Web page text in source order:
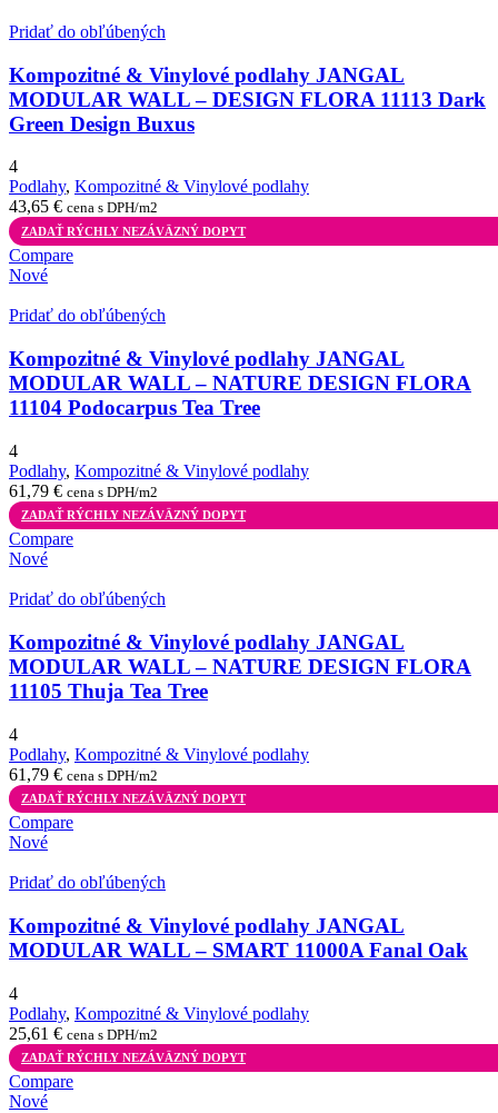
Pridať do obľúbených
Kompozitné & Vinylové podlahy JANGAL
MODULAR WALL – DESIGN FLORA 11113 Dark
Green Design Buxus
4
Podlahy, Kompozitné & Vinylové podlahy
43,65 € cena s DPH/m2
ZADAŤ RÝCHLY NEZÁVÄZNÝ DOPYT
Compare
Nové
Pridať do obľúbených
Kompozitné & Vinylové podlahy JANGAL
MODULAR WALL – NATURE DESIGN FLORA
11104 Podocarpus Tea Tree
4
Podlahy, Kompozitné & Vinylové podlahy
61,79 € cena s DPH/m2
ZADAŤ RÝCHLY NEZÁVÄZNÝ DOPYT
Compare
Nové
Pridať do obľúbených
Kompozitné & Vinylové podlahy JANGAL
MODULAR WALL – NATURE DESIGN FLORA
11105 Thuja Tea Tree
4
Podlahy, Kompozitné & Vinylové podlahy
61,79 € cena s DPH/m2
ZADAŤ RÝCHLY NEZÁVÄZNÝ DOPYT
Compare
Nové
Pridať do obľúbených
Kompozitné & Vinylové podlahy JANGAL
MODULAR WALL – SMART 11000A Fanal Oak
4
Podlahy, Kompozitné & Vinylové podlahy
25,61 € cena s DPH/m2
ZADAŤ RÝCHLY NEZÁVÄZNÝ DOPYT
Compare
Nové